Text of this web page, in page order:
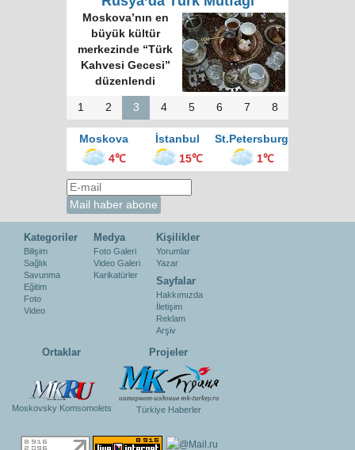
Moskova’nın en
büyük kültür
merkezinde “Türk
Kahvesi Gecesi”
düzenlendi
1 2 3 4 5 6 7 8
Moskova İstanbul
St.Petersburg
4℃
15℃ 1℃
Kategoriler
Bilişim
Sağlık
Savunma
Eğitim
Foto
Video
Medya
Foto Galeri
Video Galeri
Karikatürler
Kişilikler
Yorumlar
Yazar
Sayfalar
Hakkımızda
İletişim
Reklam
Arşiv
Ortaklar
Moskovsky Komsomolets
Projeler
Türkiye Haberler